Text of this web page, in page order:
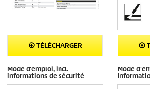
TÉLÉCHARGER
Mode d'emploi, incl.
informations de sécurité
Mode